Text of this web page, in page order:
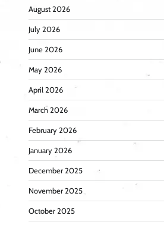
August 2026
July 2026
June 2026
May 2026
April 2026
March 2026
February 2026
January 2026
December 2025
November 2025
October 2025